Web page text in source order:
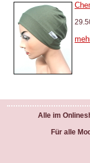
Alle im
Für alle